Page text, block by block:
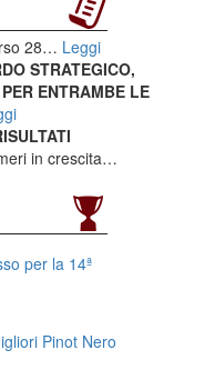
28… Leggi
STRATEGICO,
ENTRAMBE LE
in crescita…
per la 14ª
Pinot Nero